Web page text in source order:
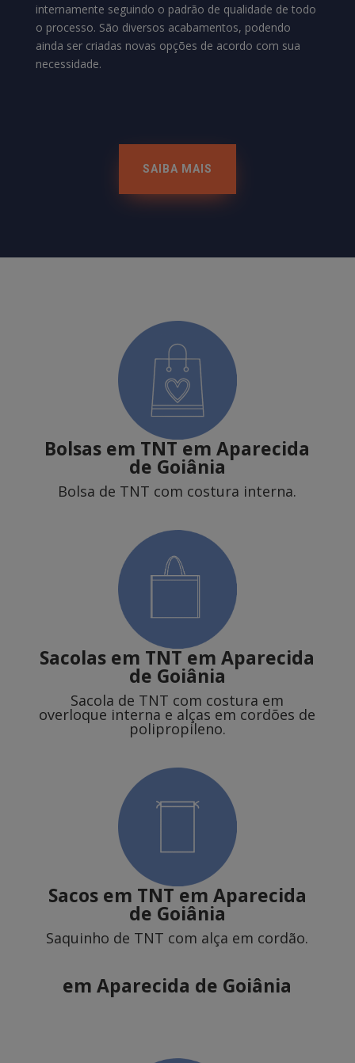
internamente seguindo o padrão de qualidade de todo
o processo. São diversos acabamentos, podendo
ainda ser criadas novas opções de acordo com sua
necessidade.
SAIBA MAIS
Bolsas em TNT em Aparecida
de Goiânia
Bolsa de TNT com costura interna.
Sacolas em TNTem Aparecida
de Goiânia
Sacola de TNT com costura em
overloque interna e alças em cordões de
polipropileno.
Sacos em TNTem Aparecida
de Goiânia
Saquinho de TNT com alça em cordão.
em Aparecida de Goiânia